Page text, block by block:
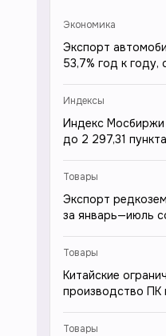
Экономика
Экспорт
53,7% год к
Индексы
Индекс Мосбиржи
до 2 297,31 пункта
Товары
Экспорт
за январь—июль
Товары
Китайские
производство ПК
Товары